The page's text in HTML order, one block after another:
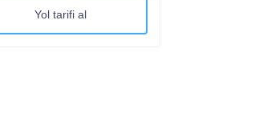
Yol tarifi al